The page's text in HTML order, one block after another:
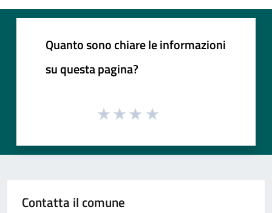
Quanto sono chiare le informazioni
su questa pagina?
Contatta il comune